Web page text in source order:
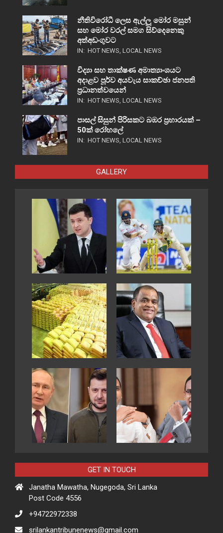
නීතිවිරෝධී ලෙස ඇල්ලූ මෝර මසුන්
සහ මෝර වරල් සමග සිව්දෙනෙකු
අත්අඩංගුවට
IN: HOT NEWS, LOCAL NEWS
විද්‍යා සහ තාක්ෂණ අමාත්‍යාංශයට
අදාළව පූර්ව අයවැය සාකච්ඡා ජනපති
ප්‍රධානත්වයෙන්
IN: HOT NEWS, LOCAL NEWS
පාසල් සිසුන් පිරිසකට බඹර ප්‍රහාරයක් –
50ක් රෝහලේ
IN: HOT NEWS, LOCAL NEWS
GALLERY
GET IN TOUCH
Janatha Mawatha, Nugegoda, Sri Lanka
Post Code 4556
+94722972338
srilankantribunenews@gmail.com